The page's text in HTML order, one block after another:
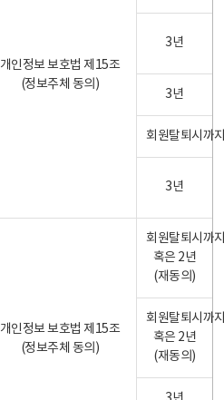
개인정보 보호법 제15조
(정보주체 동의)
3년
3년
회원탈퇴시까
3년
개인정보 보호법 제15조
(정보주체 동의)
회원탈퇴시까
혹은 2년
(재동의)
회원탈퇴시까
혹은 2년
(재동의)